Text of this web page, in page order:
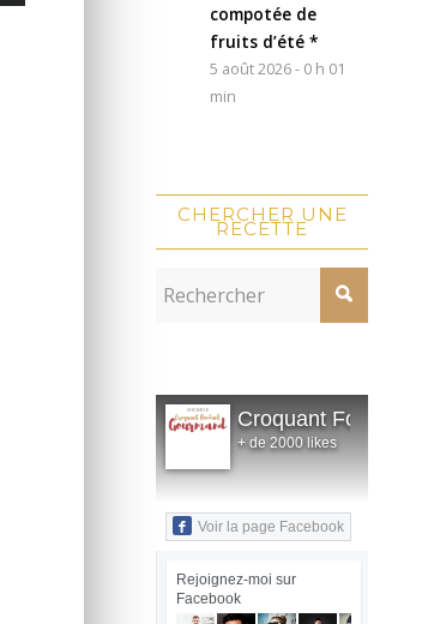
compotée de
fruits d’été *
5 août 2026 - 0 h 01
min
CHERCHER UNE
RECETTE
Croquant Fondant
+ de 2000 likes
Voir la page Facebook
Rejoignez-moi sur
Facebook